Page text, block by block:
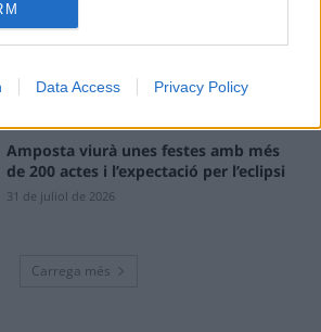
Data Access Privacy Policy
Caçadors de subvencions
30 de juliol de 2026
Amposta viurà unes festes amb més
de 200 actes i l’expectació per l’eclipsi
31 de juliol de 2026
Carrega més